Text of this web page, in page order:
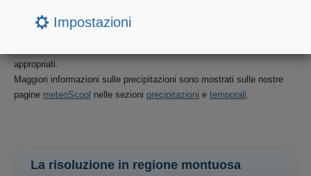
Impostazioni
sensibilmente variare su meno di qualche centinaia di metri di
appropriati.
Maggiori informazioni sulle precipitazioni sono mostrati sulle nostre
pagine meteoScool nelle sezioni precipitazioni e temporali
La risoluzione in regione montuosa